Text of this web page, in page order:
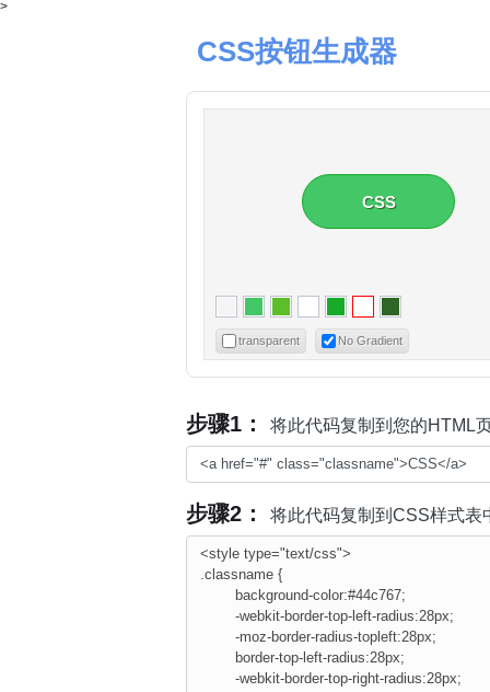
>
CSS按钮生成器
CSS
transparent No Gradient
步骤1： 将此代码复制到您的HTML
步骤2： 将此代码复制到CSS样式表